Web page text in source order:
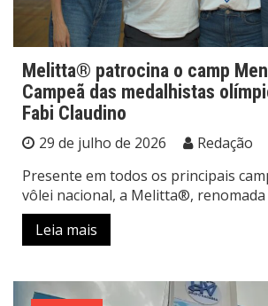
Melitta® patrocina o camp
Campeã das medalhistas
Fabi Claudino
29 de julho de 2026 Redação
Presente em todos os principais
vôlei nacional, a Melitta®, renomada
Leia mais